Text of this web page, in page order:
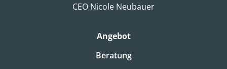
CEO Nicole Neubauer
Angebot
Beratung